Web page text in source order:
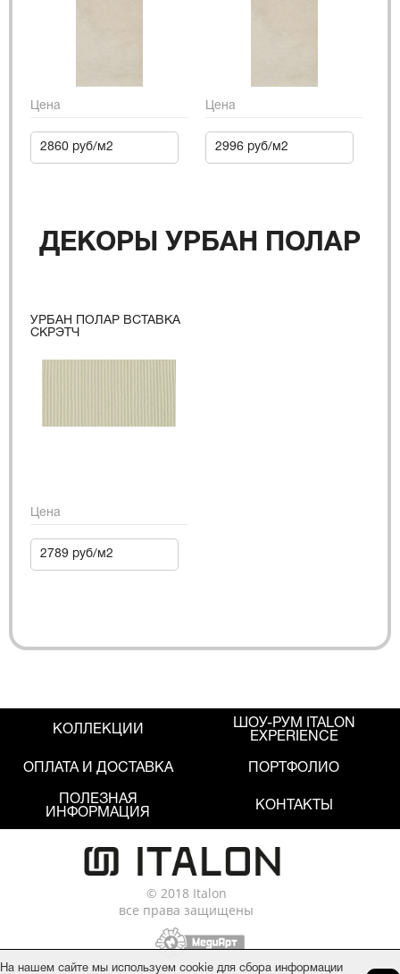
Цена
2860 руб/м2
Цена
2996 руб/м2
ДЕКОРЫ УРБАН ПОЛАР
УРБАН ПОЛАР ВСТАВКА
СКРЭТЧ
Цена
2789 руб/м2
КОЛЛЕКЦИИ
ШОУ-РУМ ITALON
EXPERIENCE
ОПЛАТА И ДОСТАВКА ПОРТФОЛИО
ПОЛЕЗНАЯ
ИНФОРМАЦИЯ
КОНТАКТЫ
© 2018 Italon
все права защищены
На нашем сайте мы используем cookie для сбора информации